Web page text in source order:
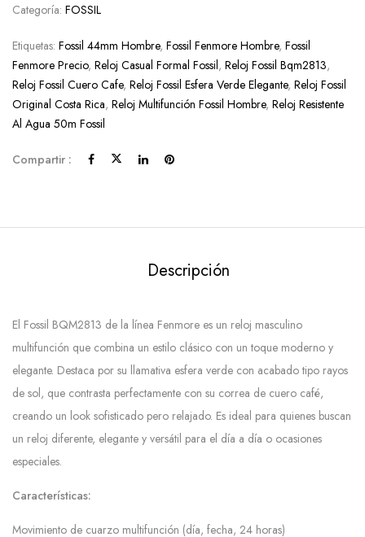
Categoría: FOSSIL
Etiquetas: Fossil 44mm Hombre, Fossil Fenmore Hombre, Fossil
Fenmore Precio, Reloj Casual Formal Fossil, Reloj Fossil Bqm2813,
Reloj Fossil Cuero Cafe, Reloj Fossil Esfera Verde Elegante, Reloj Fossil
Original Costa Rica, Reloj Multifunción Fossil Hombre, Reloj Resistente
Al Agua 50m Fossil
Compartir :
Descripción
El Fossil BQM2813 de la línea Fenmore es un reloj masculino
multifunción que combina un estilo clásico con un toque moderno y
elegante. Destaca por su llamativa esfera verde con acabado tipo rayos
de sol, que contrasta perfectamente con su correa de cuero café,
creando un look sofisticado pero relajado. Es ideal para quienes buscan
un reloj diferente, elegante y versátil para el día a día o ocasiones
especiales.
Características:
Movimiento de cuarzo multifunción (día, fecha, 24 horas)